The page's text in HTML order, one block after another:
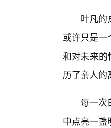
叶凡的
或许只是
和对未来的
历了亲人的
每一次
中点亮一盏